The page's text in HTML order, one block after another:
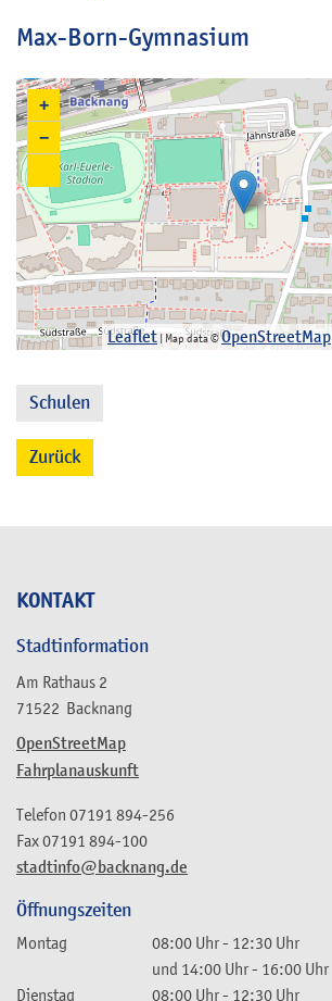
KONTAKT
Stadtinformation
Am Rathaus 2
71522 Backnang
OpenStreetMap
Fahrplanauskunft
stadtinfo@backnang.de
Telefon 07191 894-256
Fax07191 894-100
Öffnungszeiten
Montag 08:00 Uhr- 12:30 Uhr
und 14:00 Uhr- 16:00 Uhr
Dienstag
08:00 Uhr- 12:30 Uhr
Max-Born-Gymnasium
+
−
Leaflet| Map data ©OpenStreetMap
Schulen
Zurück